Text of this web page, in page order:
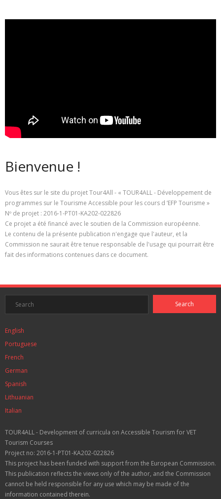
Bienvenue !
Vous êtes sur le site du projet Tour4All - « TOUR4ALL - Développement de
programmes sur le Tourisme Accessible pour les cours d ’EFP Tourisme »
Nº de projet : 2016-1-PT01-KA202-022826
Ce projet a été financé avec le soutien de la Commission européenne.
Le contenu de la présente publication n'engage que l'auteur, et la
Commission ne saurait être tenue responsable de l'usage qui pourrait être
fait des informations contenues dans ce document.
English
Portuguese
French
German
Spanish
Lithuanian
Italian
TOUR4ALL - Development of curricula on Accessible Tourism for VET
Tourism Courses
Project no: 2016-1-PT01-KA202-022826
This project has been funded with support from the European Commission.
This publication reflects the views only of the author, and the Commission
cannot be held responsible for any use which may be made of the
information contained therein.